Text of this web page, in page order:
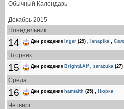
Обычный Календарь
Декабрь 2015
Понедельник
14 Дни рождения Inger (29) lenapika
Вторник
15 Дни рождения Bright&Alf zarazuka (27)
Среда
16 Дни рождения hamtaith (25) Нюрка
Четверг